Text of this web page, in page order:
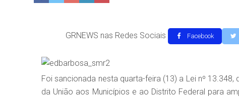
GRNEWS nas Redes Sociais Facebook
Foi sancionada nesta quarta-feira (13) a Lei nº
da União aos Municípios e ao Distrito Federal para